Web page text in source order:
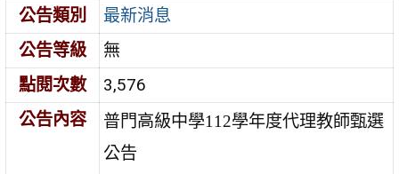
公告類別
最新消息
公告等級
無
點閱次數
3,576
公告內容
普門高級中學112學年度代理教師甄選
公告